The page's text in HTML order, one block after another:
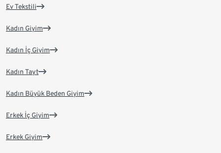
Ev Tekstili
Kadın Giyim
Kadın İç Giyim
Kadın Tayt
Kadın Büyük Beden Giyim
Erkek İç Giyim
Erkek Giyim